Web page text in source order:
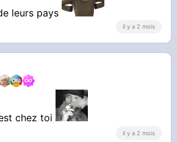
leurs pays
il y a 2 mois
chez toi
il y a 2 mois